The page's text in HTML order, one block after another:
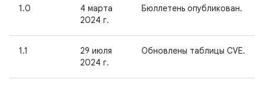
1.0
4 марта
2024 г.
Бюллетень опубликован.
1.1
29 июля
2024 г.
Обновлены таблицы CVE.